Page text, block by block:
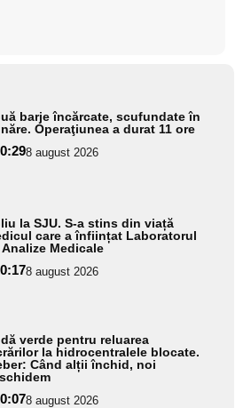
barje încărcate, scufundate în
Operaţiunea a durat 11 ore
8 august 2026
la SJU. S-a stins din viață
care a înființat Laboratorul
Analize Medicale
8 august 2026
verde pentru reluarea
la hidrocentralele blocate.
Când alții închid, noi
8 august 2026